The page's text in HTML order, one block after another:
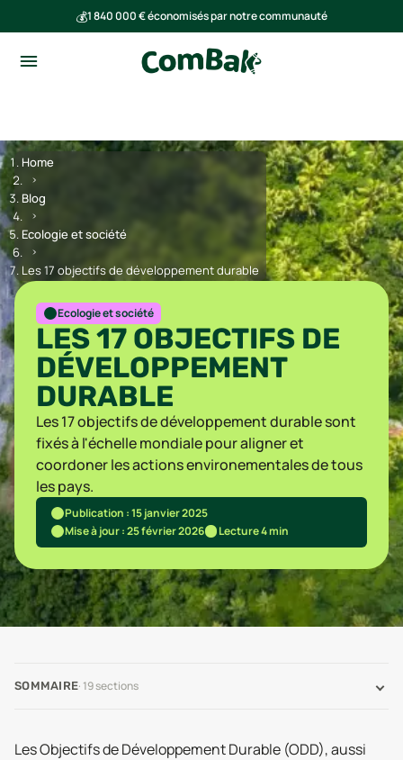
💰1 840 000 € économisés par notre communauté
Home
Blog
Ecologie et société
Les 17 objectifs de développement durable
Ecologie et société
LES 17 OBJECTIFS DE
DÉVELOPPEMENT
DURABLE
Les 17 objectifs de développement durable sont
fixés à l'échelle mondiale pour aligner et
coordoner les actions environementales de tous
les pays.
Publication : 15 janvier 2025
Mise à jour : 25 février 2026
Lecture 4 min
SOMMAIRE· 19sections
Les Objectifs de Développement Durable (ODD), aussi